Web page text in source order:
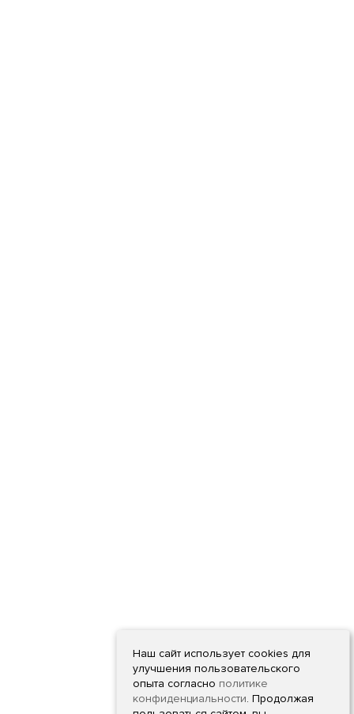
Наш сайт использует cookies для
улучшения пользовательского
опыта согласно политике
конфиденциальности. Продолжая